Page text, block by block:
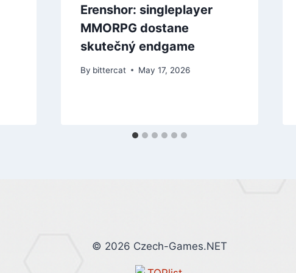
Erenshor: singleplayer
MMORPG dostane
skutečný endgame
By bittercat May 17, 2026
© 2026 Czech-Games.NET